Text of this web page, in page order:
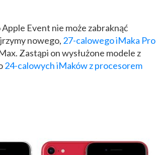
Event nie może zabraknąć
nowego, 27-calowego iMaka Pro
Zastąpi on wysłużone modele z
24-calowych iMaków z procesorem